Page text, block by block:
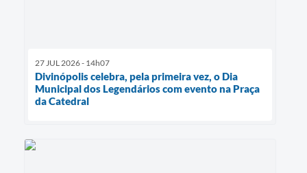
27 JUL 2026 - 14h07
Divinópolis celebra, pela primeira vez, o Dia
Municipal dos Legendários com evento na Praça
da Catedral